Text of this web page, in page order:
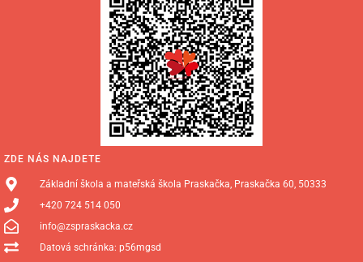
ZDE NÁS NAJDETE
Základní škola a mateřská škola Praskačka, Praskačka 60, 50333
+420 724 514 050
info@zspraskacka.cz
Datová schránka: p56mgsd